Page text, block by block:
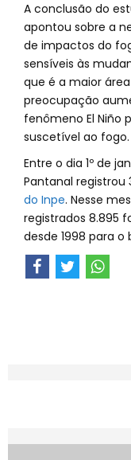
A conclusão do
apontou sobre a
de impactos do
sensíveis às
que é a maior
preocupação
fenômeno El Niño
suscetível ao fogo.
Entre o dia 1º de
Pantanal registrou
do Inpe. Nesse
registrados 8.895
desde 1998 para o